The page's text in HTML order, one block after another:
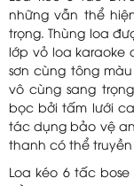
những vẫn thể
trọng. Thùng loa
lớp vỏ loa karaoke
sơn cùng tông
vô cùng sang
bọc bởi tấm lưới
tác dụng bảo vệ
thanh có thể truyền
Loa kéo 6 tấc